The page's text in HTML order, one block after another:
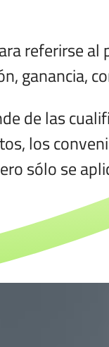
referirse al
ganancia,
de las
los
sólo se